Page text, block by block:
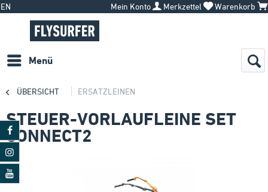
EN Mein Konto Merkzettel Warenkorb
Menü
ÜBERSICHT ERSATZLEINEN
STEUER-VORLAUFLEINE SET
CONNECT2